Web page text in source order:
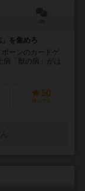
を集めろ
ーンのカードゲ
病「獣の病」がは
50
持ってる